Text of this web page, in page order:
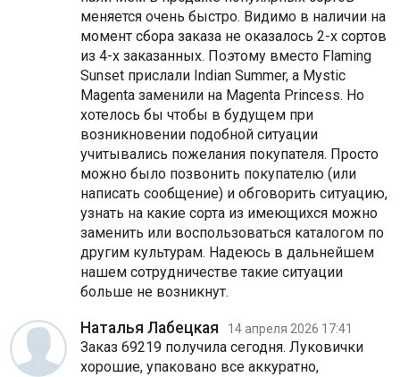
меняется очень быстро. Видимо в наличии на
момент сбора заказа не оказалось 2-х сортов
из 4-х заказанных. Поэтому вместо Flaming
Sunset прислали Indian Summer, а Mystic
Magenta заменили на Magenta Princess. Но
хотелось бы чтобы в будущем при
возникновении подобной ситуации
учитывались пожелания покупателя. Просто
можно было позвонить покупателю (или
написать сообщение) и обговорить ситуацию,
узнать на какие сорта из имеющихся можно
заменить или воспользоваться каталогом по
другим культурам. Надеюсь в дальнейшем
нашем сотрудничестве такие ситуации
больше не возникнут.
Наталья Лабецкая 14 апреля 2026 17:41
Заказ 69219 получила сегодня. Луковички
хорошие, упаковано все аккуратно,